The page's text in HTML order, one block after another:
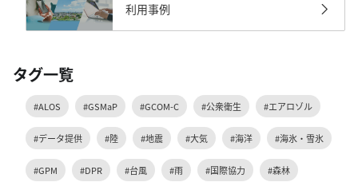
利用事例
タグ一覧
#ALOS #GSMaP #GCOM-C #公衆衛生 #エアロゾル
#データ提供 #陸 #地震 #大気 #海洋 #海氷・雪氷
#GPM #DPR #台風 #雨 #国際協力 #森林